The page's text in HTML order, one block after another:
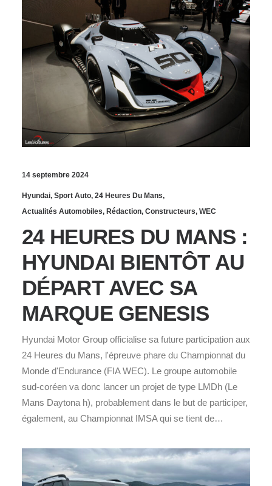
14 septembre 2024
Hyundai, Sport Auto, 24 Heures Du Mans,
Actualités Automobiles, Rédaction, Constructeurs, WEC
24 HEURES DU MANS :
HYUNDAI BIENTÔT AU
DÉPART AVEC SA
MARQUE GENESIS
Hyundai Motor Group officialise sa future participation aux
24 Heures du Mans, l'épreuve phare du Championnat du
Monde d'Endurance (FIA WEC). Le groupe automobile
sud-coréen va donc lancer un projet de type LMDh (Le
Mans Daytona h), probablement dans le but de participer,
également, au Championnat IMSA qui se tient de…